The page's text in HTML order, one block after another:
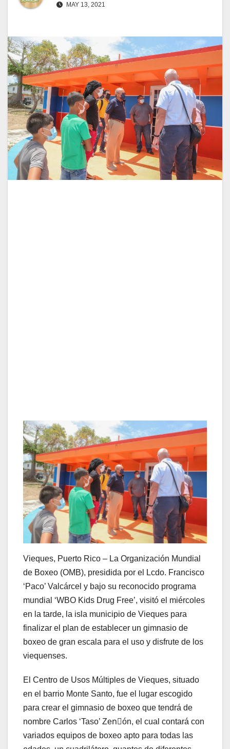
MAY 13, 2021
Vieques, Puerto Rico – La Organización Mundial
de Boxeo (OMB), presidida por el Lcdo. Francisco
‘Paco’ Valcárcel y bajo su reconocido programa
mundial ‘WBO Kids Drug Free’, visitó el miércoles
en la tarde, la isla municipio de Vieques para
finalizar el plan de establecer un gimnasio de
boxeo de gran escala para el uso y disfrute de los
viequenses.
El Centro de Usos Múltiples de Vieques, situado
en el barrio Monte Santo, fue el lugar escogido
para crear el gimnasio de boxeo que tendrá de
nombre Carlos ‘Taso’ Zenٕón, el cual contará con
variados equipos de boxeo apto para todas las